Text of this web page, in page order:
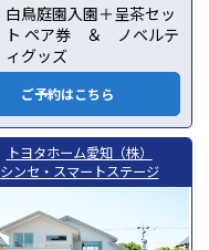
白鳥庭園入園＋呈茶セッ
ト ペア券 ＆ ノベルテ
ィグッズ
ご予約はこちら
トヨタホーム愛知（株）
シンセ・スマートステージ